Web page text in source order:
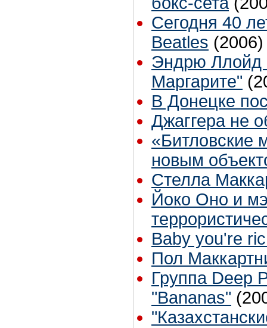
Сегодня 40
Beatles (2006)
Эндрю Ллойд
Маргарите"
В Донецке
Джаггера не
«Битловские
новым
Стелла
Йоко Оно и
Baby you're
Пол
Группа Deep
"Bananas"